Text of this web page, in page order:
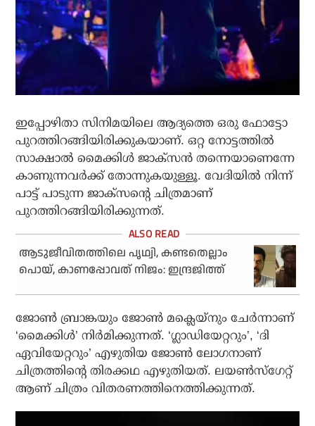
ഇപ്പോഴിതാ സിനിമയിലെ ആദ്യത്തെ ഒരു ഫോട്ടോ
പുറത്തിറങ്ങിയിരിക്കുകയാണ്. ഒറ്റ നോട്ടത്തിൽ
സാക്ഷാൽ മൈക്കിൾ ജാക്സൻ തന്നെയാണെന്നേ
കാണുന്നവർക്ക് തോന്നുകയുള്ളൂ. വേദിയിൽ നിന്ന്
പാട്ട് പാടുന്ന ജാക്സന്റെ ചിത്രമാണ്
പുറത്തിറങ്ങിയിരിക്കുന്നത്.
ആടുജീവിതത്തിലെ പൃഥ്വി, കണ്ടതെല്ലാം
പൊയ്, കാണപ്പോവത് നിജം: ഇന്ദ്രജിത്ത്
ജോണ്‍ ബ്രാങ്കയും ജോണ്‍ മക്ലെയ്നും ചേര്‍ന്നാണ്
‘മൈക്കിള്‍’ നിര്‍മിക്കുന്നത്. ‘ഗ്ലാഡിയേറ്ററും’, ‘ദി
ഏവിയേറ്ററും’ എഴുതിയ ജോണ്‍ ലോഗനാണ്
ചിത്രത്തിന്റെ തിരക്കഥ എഴുതിയത്. ലയണ്‍സ്‌ഗേറ്റ്
ആണ് ചിത്രം വിതരണത്തിനെത്തിക്കുന്നത്.